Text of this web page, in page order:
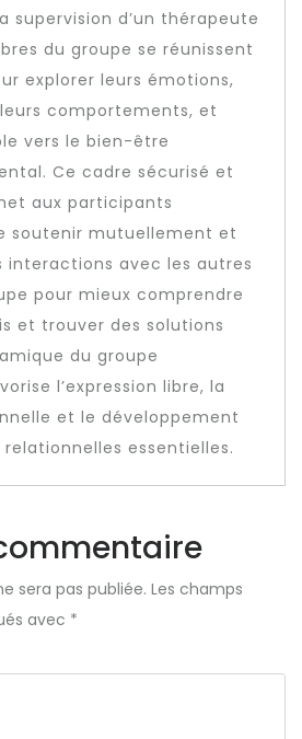
supervision d’un thérapeute
du groupe se réunissent
explorer leurs émotions,
comportements, et
vers le bien-être
Ce cadre sécurisé et
aux participants
soutenir mutuellement et
interactions avec les autres
pour mieux comprendre
et trouver des solutions
du groupe
l’expression libre, la
et le développement
essentielles.
sera pas publiée. Les champs
avec *